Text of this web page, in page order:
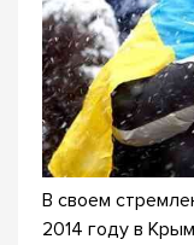
В своем
2014 году в